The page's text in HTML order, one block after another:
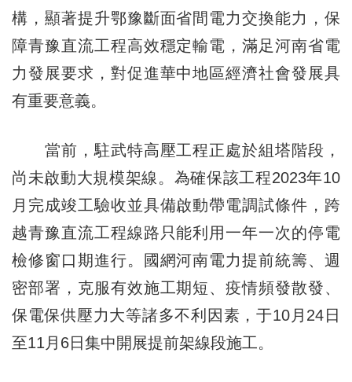
構，顯著提升鄂豫斷面省間電力交換能力，保
障青豫直流工程高效穩定輸電，滿足河南省電
力發展要求，對促進華中地區經濟社會發展具
有重要意義。
當前，駐武特高壓工程正處於組塔階段，
尚未啟動大規模架線。為確保該工程2023年10
月完成竣工驗收並具備啟動帶電調試條件，跨
越青豫直流工程線路只能利用一年一次的停電
檢修窗口期進行。國網河南電力提前統籌、週
密部署，克服有效施工期短、疫情頻發散發、
保電保供壓力大等諸多不利因素，于10月24日
至11月6日集中開展提前架線段施工。